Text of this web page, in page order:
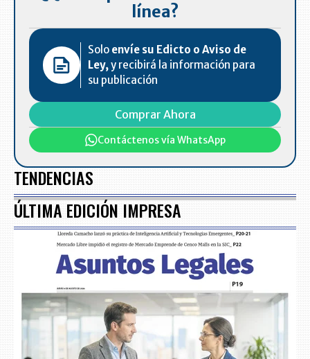
línea?
Solo envíe su Edicto o Aviso de
Ley,y recibirá la información para
su publicación
Comprar Ahora
Contáctenos vía WhatsApp
TENDENCIAS
ÚLTIMA EDICIÓN IMPRESA